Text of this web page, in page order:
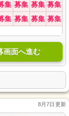
集 募集 募集 募集
集 募集 募集 募集
画面へ進む
8月7日更新